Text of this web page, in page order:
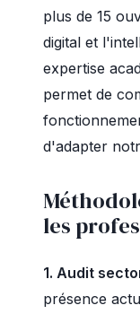
plus de 15
digital et
expertise
permet de
d'adapter
les
1. Audit
présence